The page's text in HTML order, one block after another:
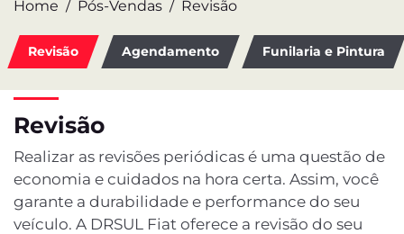
Home Pós-Vendas Revisão
Agendamento
Revisão Funilaria e Pintura
Revisão
Realizar as revisões periódicas é uma questão de
economia e cuidados na hora certa. Assim, você
garante a durabilidade e performance do seu
veículo. A DRSUL Fiat oferece a revisão do seu